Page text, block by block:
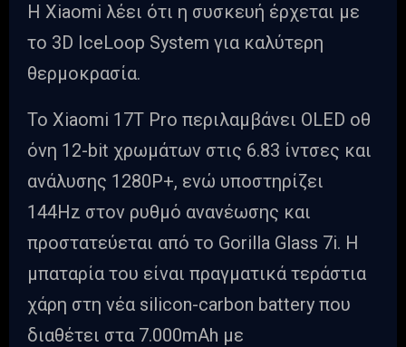
Η Xiaomi λέει ότι η συσκευή έρχεται με
το 3D IceLoop System για καλύτερη
θερμοκρασία.
Το Xiaomi 17T Pro περιλαμβάνει OLED οθ
όνη 12-bit χρωμάτων στις 6.83 ίντσες και
ανάλυσης 1280P+, ενώ υποστηρίζει
144Hz στον ρυθμό ανανέωσης και
προστατεύεται από το Gorilla Glass 7i. Η
μπαταρία του είναι πραγματικά τεράστια
χάρη στη νέα silicon-carbon battery που
διαθέτει στα 7.000mAh με